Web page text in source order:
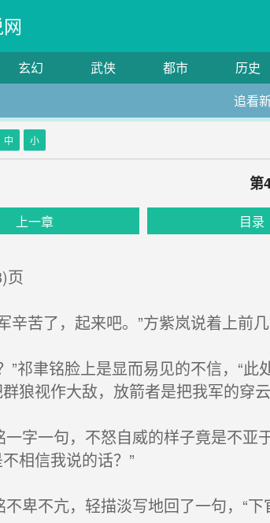
玄幻 武侠 都市 历史
追看
中 小
第
上一章 目录
页
辛苦了，起来吧。”方紫岚说着上前
”祁聿铭脸上是显而易见的不信，“
狼视作大敌，放箭者是把我军的穿
字一句，不怒自威的样子竟是不亚
相信我说的话？”
卑不亢，轻描淡写地回了一句，“下